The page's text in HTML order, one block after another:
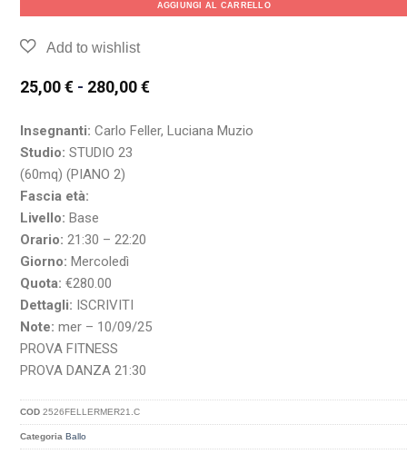
AGGIUNGI AL CARRELLO
25,00€ - 280,00€
Insegnanti: Carlo Feller, Luciana Muzio
Studio: STUDIO 23
(60mq) (PIANO 2)
Fascia età:
Livello: Base
Orario: 21:30 – 22:20
Giorno: Mercoledì
Quota: €280.00
Dettagli: ISCRIVITI
Note: mer – 10/09/25
PROVA FITNESS
PROVA DANZA 21:30
COD2526FELLERMER21.C
Categoria Ballo